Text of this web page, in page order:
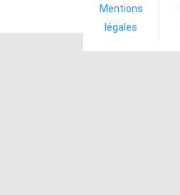
Mentions
légales